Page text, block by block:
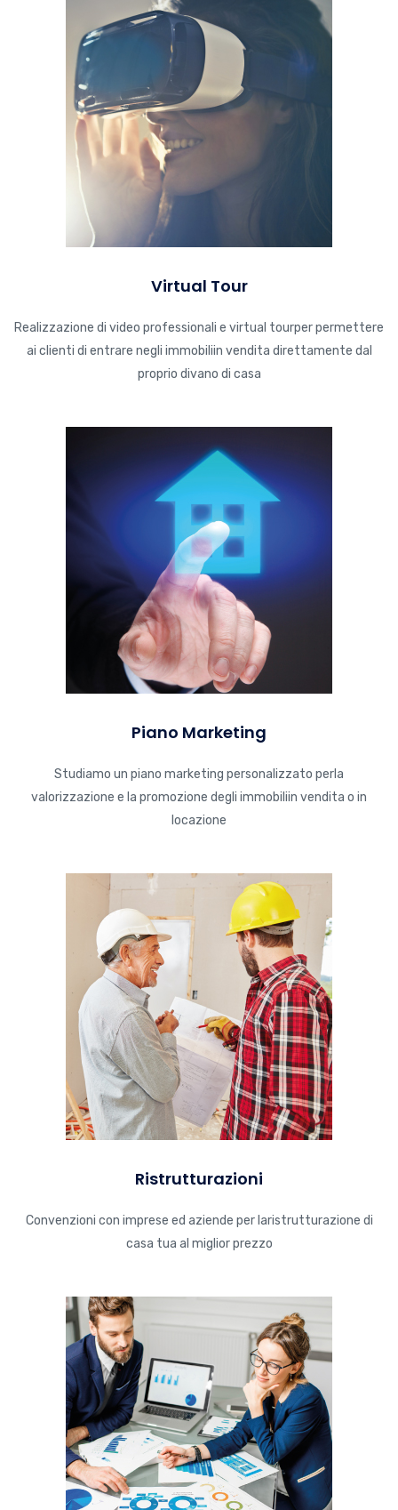
Virtual Tour
Realizzazione di video professionali e virtual tourper permettere
ai clienti di entrare negli immobiliin vendita direttamente dal
proprio divano di casa
Piano Marketing
Studiamo un piano marketing personalizzato perla
valorizzazione e la promozione degli immobiliin vendita o in
locazione
Ristrutturazioni
Convenzioni con imprese ed aziende per laristrutturazione di
casa tua al miglior prezzo